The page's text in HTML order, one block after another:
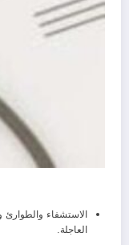
الاستشفاء
العاجلة.